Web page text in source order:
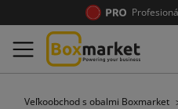
Veľkoobchod s obalmi Boxmarket